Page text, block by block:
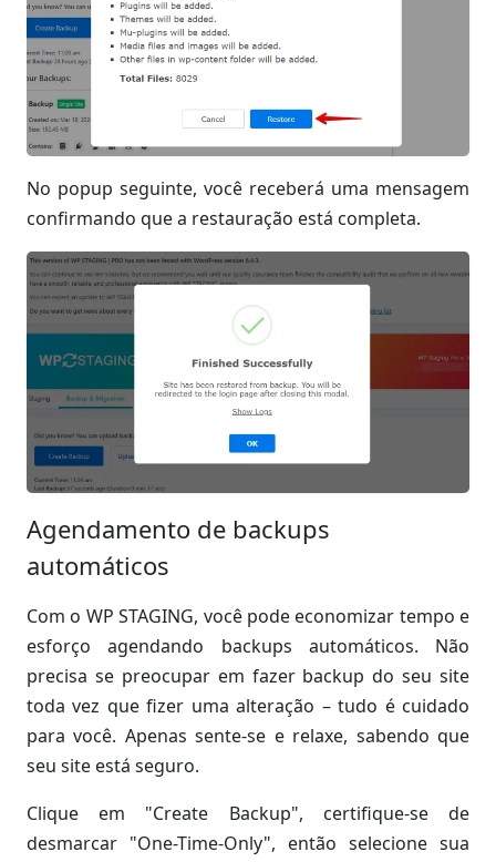
No popup seguinte, você receberá uma mensagem
confirmando que a restauração está completa.
Agendamento de backups
automáticos
Com o WP STAGING, você pode economizar tempo e
esforço agendando backups automáticos. Não
precisa se preocupar em fazer backup do seu site
toda vez que fizer uma alteração – tudo é cuidado
para você. Apenas sente-se e relaxe, sabendo que
seu site está seguro.
Clique em "Create Backup", certifique-se de
desmarcar "One-Time-Only", então selecione sua